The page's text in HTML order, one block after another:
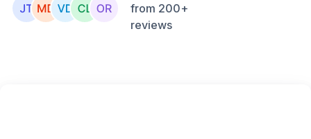
from 200+
reviews